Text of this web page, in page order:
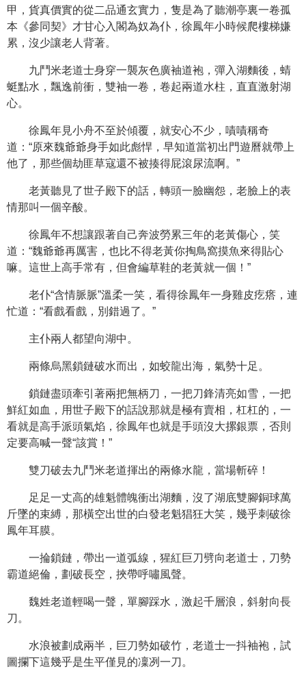
甲，貨真價實的從二品通玄實力，隻是為了聽潮亭裏一卷孤
本《參同契》才甘心入閣為奴為仆，徐鳳年小時候爬樓梯嫌
累，沒少讓老人背著。
九鬥米老道士身穿一襲灰色廣袖道袍，彈入湖麵後，蜻
蜓點水，飄逸前衝，雙袖一卷，卷起兩道水柱，直直激射湖
心。
徐鳳年見小舟不至於傾覆，就安心不少，嘖嘖稱奇
道：“原來魏爺爺身手如此彪悍，早知道當初出門遊曆就帶上
他了，那些個劫匪草寇還不被揍得屁滾尿流啊。”
老黃聽見了世子殿下的話，轉頭一臉幽怨，老臉上的表
情那叫一個辛酸。
徐鳳年不想讓跟著自己奔波勞累三年的老黃傷心，笑
道：“魏爺爺再厲害，也比不得老黃你掏鳥窩摸魚來得貼心
嘛。這世上高手常有，但會編草鞋的老黃就一個！”
老仆“含情脈脈”溫柔一笑，看得徐鳳年一身雞皮疙瘩，連
忙道：“看戲看戲，別錯過了。”
主仆兩人都望向湖中。
兩條烏黑鎖鏈破水而出，如蛟龍出海，氣勢十足。
鎖鏈盡頭牽引著兩把無柄刀，一把刀鋒清亮如雪，一把
鮮紅如血，用世子殿下的話說那就是極有賣相，杠杠的，一
看就是高手派頭氣焰，徐鳳年也就是手頭沒大摞銀票，否則
定要高喊一聲“該賞！”
雙刀破去九鬥米老道揮出的兩條水龍，當場斬碎！
足足一丈高的雄魁體魄衝出湖麵，沒了湖底雙腳銅球萬
斤墜的束縛，那橫空出世的白發老魁猖狂大笑，幾乎刺破徐
鳳年耳膜。
一掄鎖鏈，帶出一道弧線，猩紅巨刀劈向老道士，刀勢
霸道絕倫，劃破長空，挾帶呼嘯風聲。
魏姓老道輕喝一聲，單腳踩水，激起千層浪，斜射向長
刀。
水浪被劃成兩半，巨刀勢如破竹，老道士一抖袖袍，試
圖攔下這幾乎是生平僅見的凜冽一刀。